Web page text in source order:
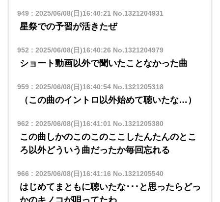
949: 2025/06/08(日)16:40:21 No.1321204931
星祭での予習が活きたぜ
952 : 2025/06/08(日)16:40:26 No.1321204979
ショート動画以外で聞いたことなかった曲
959: 2025/06/08(日)16:40:54No.1321205318
（この曲のイントロ以外始めて聴いたな…）
962 : 2025/06/08(日)16:41:01 No.1321205380
この曲しかのこのこのここしたんたんのとこ
ろ以外どういう曲だったか毎回忘れる
966 : 2025/06/08(日)16:41:16 No.1321205540
はじめてまともに聴いたな･･･と思ったらどっ
かのキノコが唄ってたわ